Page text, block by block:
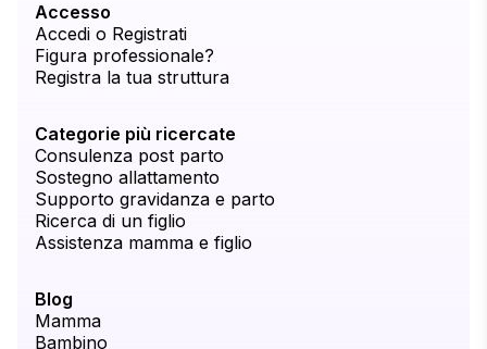
Accesso
Accedi o Registrati
Figura professionale?
Registra la tua struttura
Categorie più ricercate
Consulenza post parto
Sostegno allattamento
Supporto gravidanza e parto
Ricerca di un figlio
Assistenza mamma e figlio
Blog
Mamma
Bambino